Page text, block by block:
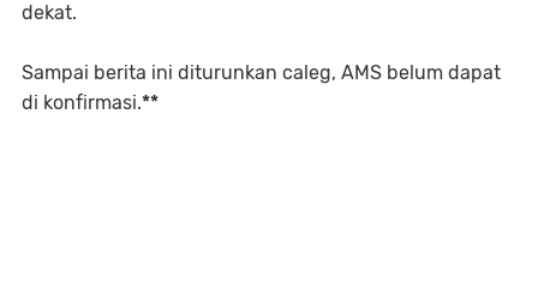
dekat.
Sampai berita ini diturunkan caleg, AMS belum dapat
di konfirmasi.**